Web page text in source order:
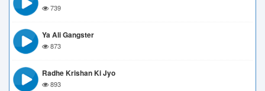
739
Ya Ali Gangster
873
Radhe Krishan Ki Jyo
893